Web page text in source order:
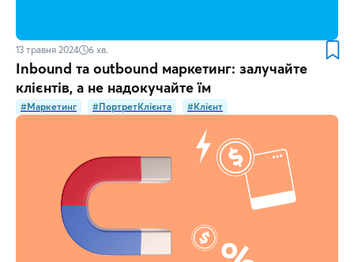
13 травня 2024 6 хв.
Inbound та outbound маркетинг: залучайте
клієнтів, а не надокучайте їм
#Маркетинг #ПортретКлієнта #Клієнт